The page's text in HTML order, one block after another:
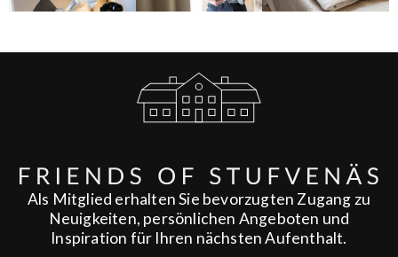
Als Mitglied erhalten Sie bevorzugten Zugang zu
Neuigkeiten, persönlichen Angeboten und
Inspiration für Ihren nächsten Aufenthalt.